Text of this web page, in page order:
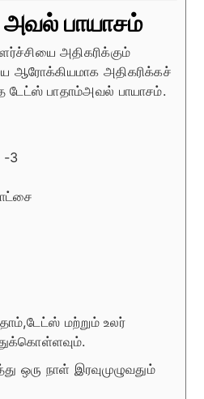
அவல் பாயாசம்
அதிகரிக்கும்
ஆரோக்கியமாக அதிகரிக்கச்
டேட்ஸ் பாதாம்அவல் பாயாசம்.
-3
மற்றும் உலர்
நாள் இரவுமுழுவதும்